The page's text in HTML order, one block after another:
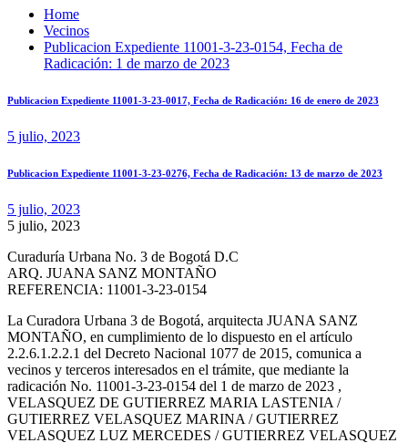
Home
Vecinos
Publicacion Expediente 11001-3-23-0154, Fecha de
Radicación: 1 de marzo de 2023
Publicacion Expediente 11001-3-23-0017, Fecha de Radicación: 16 de enero de 2023
5 julio, 2023
Publicacion Expediente 11001-3-23-0276, Fecha de Radicación: 13 de marzo de 2023
5 julio, 2023
5 julio, 2023
Curaduría Urbana No. 3 de Bogotá D.C
ARQ. JUANA SANZ MONTAÑO
REFERENCIA: 11001-3-23-0154
La Curadora Urbana 3 de Bogotá, arquitecta JUANA SANZ
MONTAÑO, en cumplimiento de lo dispuesto en el artículo
2.2.6.1.2.2.1 del Decreto Nacional 1077 de 2015, comunica a
vecinos y terceros interesados en el trámite, que mediante la
radicación No. 11001-3-23-0154 del 1 de marzo de 2023 ,
VELASQUEZ DE GUTIERREZ MARIA LASTENIA /
GUTIERREZ VELASQUEZ MARINA / GUTIERREZ
VELASQUEZ LUZ MERCEDES / GUTIERREZ VELASQUEZ